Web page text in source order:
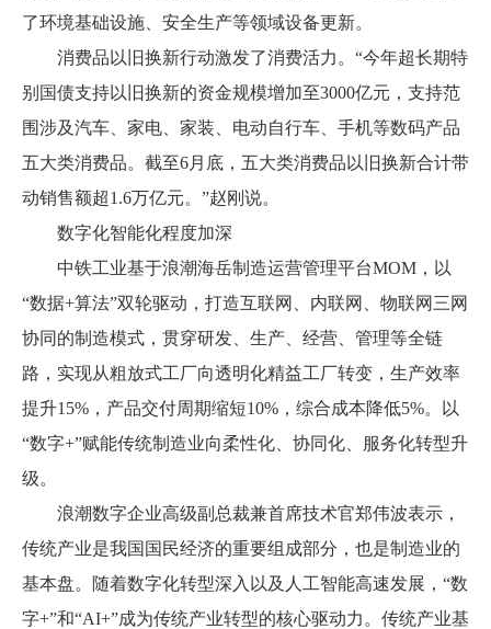
了环境基础设施、安全生产等领域设备更新。
消费品以旧换新行动激发了消费活力。“今年超长期特
别国债支持以旧换新的资金规模增加至3000亿元，支持范
围涉及汽车、家电、家装、电动自行车、手机等数码产品
五大类消费品。截至6月底，五大类消费品以旧换新合计带
动销售额超1.6万亿元。”赵刚说。
数字化智能化程度加深
中铁工业基于浪潮海岳制造运营管理平台MOM，以
“数据+算法”双轮驱动，打造互联网、内联网、物联网三网
协同的制造模式，贯穿研发、生产、经营、管理等全链
路，实现从粗放式工厂向透明化精益工厂转变，生产效率
提升15%，产品交付周期缩短10%，综合成本降低5%。以
“数字+”赋能传统制造业向柔性化、协同化、服务化转型升
级。
浪潮数字企业高级副总裁兼首席技术官郑伟波表示，
传统产业是我国国民经济的重要组成部分，也是制造业的
基本盘。随着数字化转型深入以及人工智能高速发展，“数
字+”和“AI+”成为传统产业转型的核心驱动力。传统产业基